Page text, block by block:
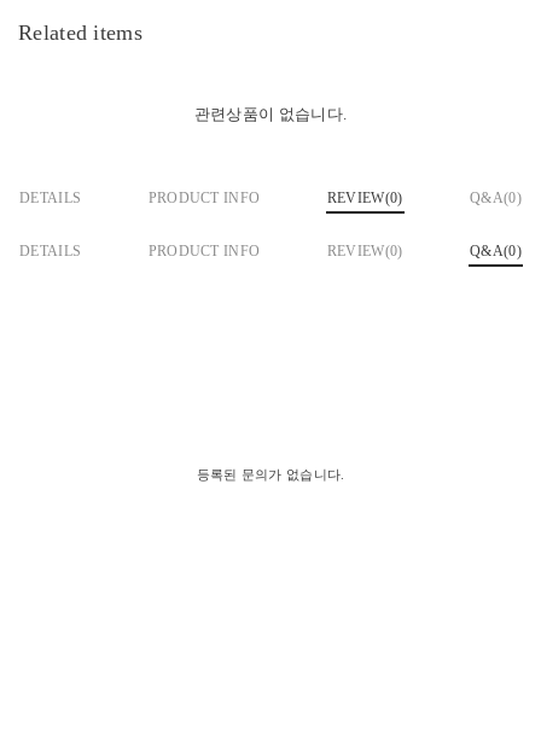
Related items
관련상품이 없습니다.
DETAILS PRODUCT INFO REVIEW(0) Q&A(0)
DETAILS PRODUCT INFO REVIEW(0) Q&A(0)
등록된 문의가 없습니다.